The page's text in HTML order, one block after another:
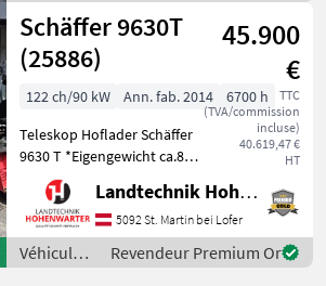
moteur / Motoculteurs
Schäffer 9630T
(25886)
45.900
€
TTC
(TVA/commission
incluse)
40.619,47 €
HT
122 ch/90 kW Ann. fab. 2014
6700 h
Teleskop Hoflader Schäffer
9630 T *Eigengewicht ca.8 t
*Bereifung 400/55-22, 5
*Kipplast 4200 kg
*Radstand 2.52 m
*Fahrgeschwindigkeit 20
km/h *Wenderadius innen
Landtechnik Hohenwarter GmbH
5092 St. Martin bei Lofer
Véhicules
agricoles
Revendeur Premium Or